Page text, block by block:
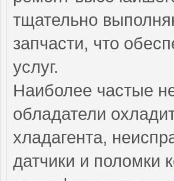
тщательно
запчасти, что
услуг.
Наиболее частые
обладатели
хладагента,
датчики и поломки